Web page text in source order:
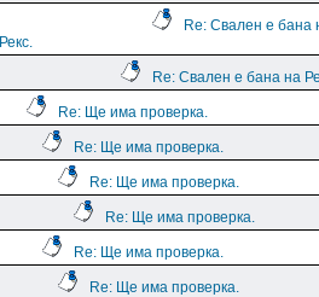
Re: Свален е бана
Рекс.
Re: Свален е бана на
Re: Ще има проверка.
Re: Ще има проверка.
Re: Ще има проверка.
Re: Ще има проверка.
Re: Ще има проверка.
Re: Ще има проверка.